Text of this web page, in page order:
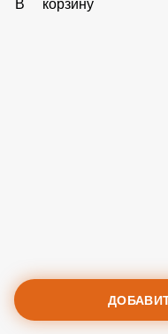
300 ₽